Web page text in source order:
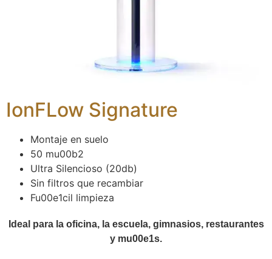
IonFLow Signature
Montaje en suelo
50 mu00b2
Ultra Silencioso (20db)
Sin filtros que recambiar
Fu00e1cil limpieza
Ideal para la oficina, la escuela, gimnasios, restaurantes
y mu00e1s.